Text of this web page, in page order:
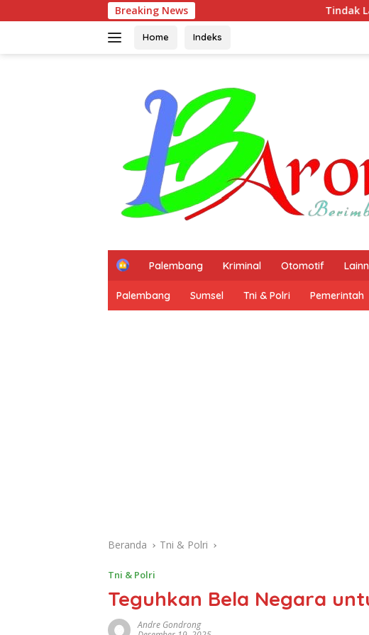
ke
Breaking News Tindak Lanjut Perintah Kapolres
Home Indeks
H
m
e
Palembang Kriminal Otomotif
Palembang Sumsel Tni & Polri Pemerintah
Beranda Tni & Polri
Tni & Polri
Teguhkan Bela Negara
Andre Gondrong